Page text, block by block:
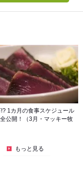
1カ月の食事スケジュール
公開！（3月・マッキー牧
もっと見る